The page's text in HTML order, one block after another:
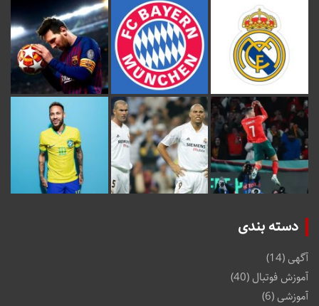
دسته بندی
آگهی(14)
آموزش فوتبال (40)
آموزشی(6)